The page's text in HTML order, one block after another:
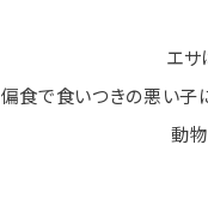
エサ
偏食で食いつきの悪い子に
動